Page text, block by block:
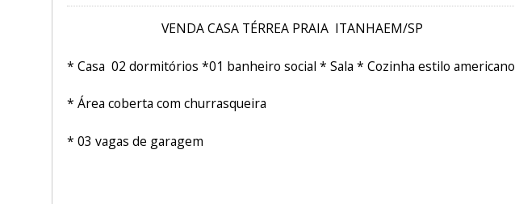
VENDA CASA TÉRREA PRAIA ITANHAEM/SP
* Casa 02 dormitórios *01 banheiro social * Sala * Cozinha estilo americano
* Área coberta com churrasqueira
* 03 vagas de garagem